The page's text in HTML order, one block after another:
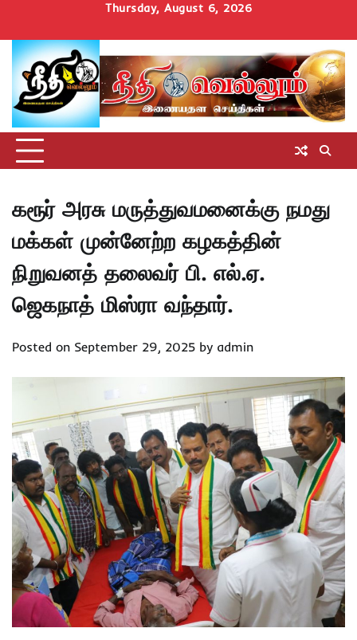
content
Thursday, August 6, 2026
Homeசெய்திகள்
தமிழ்நாடுமாவட்டச்செய்திகள்
அரசியல்ஆன்மிகம்
சட்டம்
அறிவோம்
சினிமாUncategorized
கரூர் அரசு மருத்துவமனைக்கு நமது
மக்கள் முன்னேற்ற கழகத்தின்
நிறுவனத் தலைவர் பி. எல்.ஏ.
ஜெகநாத் மிஸ்ரா வந்தார்.
Posted on September 29, 2025 by admin